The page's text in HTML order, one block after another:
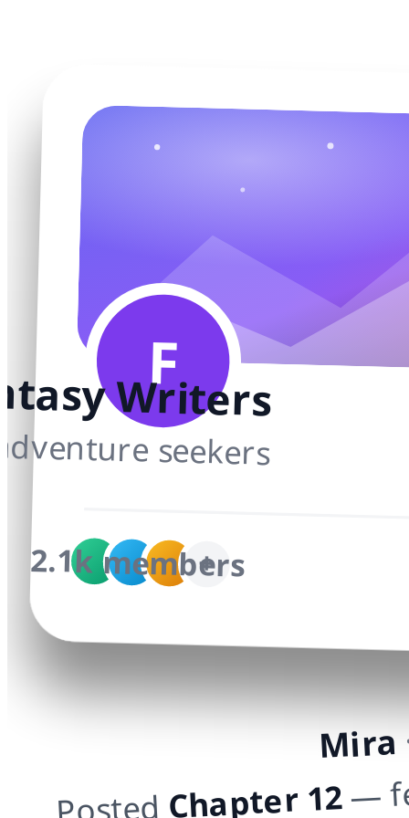
F
Writers
seekers
+
2.1k members
Mira
Posted Chapter 12—